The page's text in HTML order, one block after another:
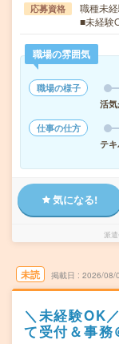
応募資格
職種未
■未経験
職場の雰囲気
職場の様子
活
仕事の仕方
テ
気になる!
派
未読 掲載日 2026/08/
＼未経験OK
て受付＆事務